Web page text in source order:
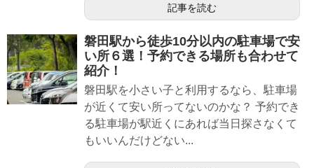
記事を読む
磐田駅から徒歩10分以内の駐車場で安
い所６選！予約できる場所も合わせて
紹介！
磐田駅を小さい子と利用するなら、駐車場
が近くて安い所ってないのかな？ 予約でき
る駐車場が駅近くにあれば当日探さなくて
もいいんだけどない...